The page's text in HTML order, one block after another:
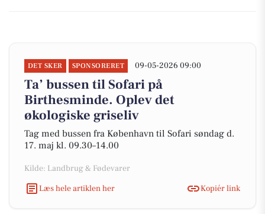
DET SKER SPONSORERET 09-05-2026 09:00
Ta’ bussen til Sofari på
Birthesminde. Oplev det
økologiske griseliv
Tag med bussen fra København til Sofari søndag d.
17. maj kl. 09.30–14.00
Kilde: Landbrug & Fødevarer
Læs hele artiklen her
Kopiér link